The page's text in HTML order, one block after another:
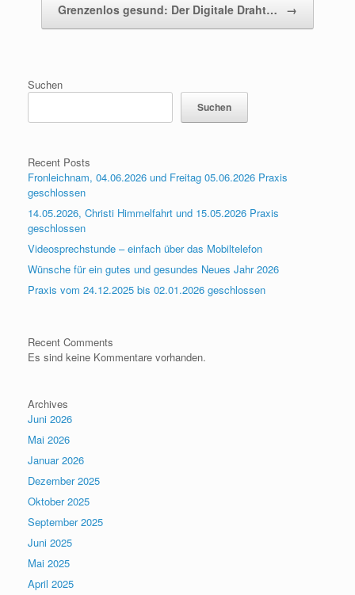
Grenzenlos gesund: Der Digitale Draht… →
Suchen
Suchen
Recent Posts
Fronleichnam, 04.06.2026 und Freitag 05.06.2026 Praxis
geschlossen
14.05.2026, Christi Himmelfahrt und 15.05.2026 Praxis
geschlossen
Videosprechstunde – einfach über das Mobiltelefon
Wünsche für ein gutes und gesundes Neues Jahr 2026
Praxis vom 24.12.2025 bis 02.01.2026 geschlossen
Recent Comments
Es sind keine Kommentare vorhanden.
Archives
Juni 2026
Mai 2026
Januar 2026
Dezember 2025
Oktober 2025
September 2025
Juni 2025
Mai 2025
April 2025